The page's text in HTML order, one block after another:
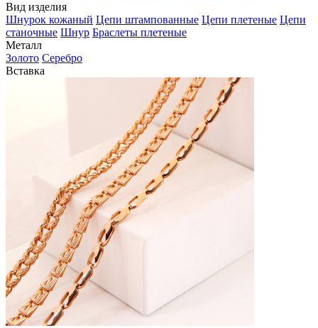
Вид изделия
Шнурок кожаный Цепи штампованные Цепи плетеные Цепи
станочные Шнур Браслеты плетеные
Металл
Золото Серебро
Вставка